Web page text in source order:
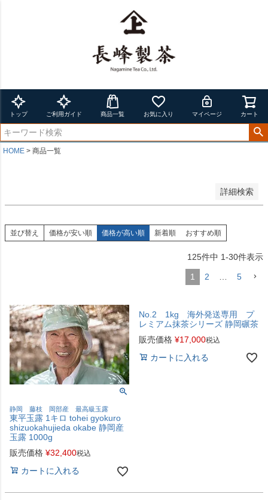
トップ ご利用ガイド 商品一覧 お気に入り マイページ カート
HOME 商品一覧
詳細検索
在庫なし商品を表示しない
価格が安い順
価格が高い順
優先度順
レビュー順
キーワードヒット順
並び替え 価格が安い順 価格が高い順 新着順 おすすめ順
125件中 1-30件表示
1 2 … 5
静岡 藤枝 岡部産 最高級玉露
東平玉露 1キロ tohei gyokuro
shizuokahujieda okabe 静岡産
玉露 1000g
販売価格 ¥32,400税込
カートに入れる
No.2 1kg 海外発送専用 プ
レミアム抹茶シリーズ 静岡碾茶
販売価格 ¥17,000税込
カートに入れる